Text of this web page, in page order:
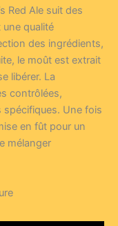
Red Ale suit des
qualité
des ingrédients,
le moût est extrait
libérer. La
contrôlées,
spécifiques. Une fois
en fût pour un
mélanger